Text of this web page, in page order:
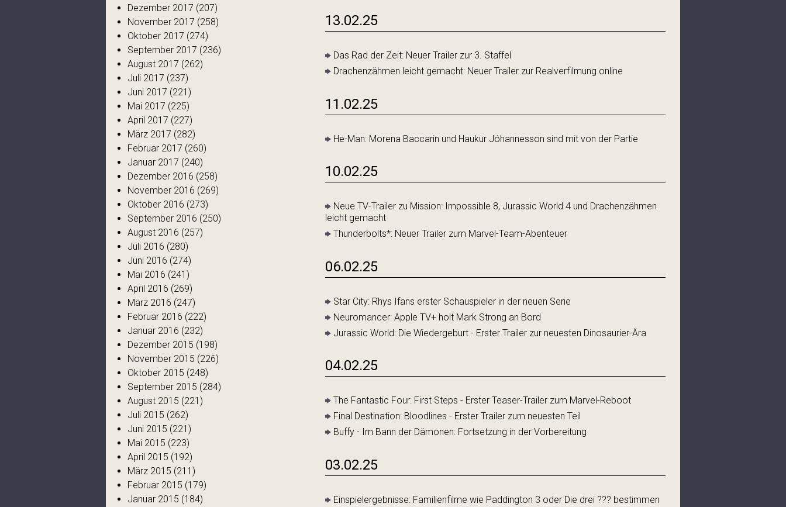
13.02.25
Das Rad der Zeit: Neuer Trailer zur 3. Staffel
Drachenzähmen leicht gemacht: Neuer Trailer zur Realverfilmung online
11.02.25
He-Man: Morena Baccarin und Haukur Jóhannesson sind mit von der Partie
10.02.25
Neue TV-Trailer zu Mission: Impossible 8, Jurassic World 4 und Drachenzähmen
leicht gemacht
Thunderbolts*: Neuer Trailer zum Marvel-Team-Abenteuer
06.02.25
Star City: Rhys Ifans erster Schauspieler in der neuen Serie
Neuromancer: Apple TV+ holt Mark Strong an Bord
Jurassic World: Die Wiedergeburt - Erster Trailer zur neuesten Dinosaurier-Ära
04.02.25
The Fantastic Four: First Steps - Erster Teaser-Trailer zum Marvel-Reboot
Final Destination: Bloodlines - Erster Trailer zum neuesten Teil
Buffy - Im Bann der Dämonen: Fortsetzung in der Vorbereitung
03.02.25
Einspielergebnisse: Familienfilme wie Paddington 3 oder Die drei ??? bestimmen
Dezember 2017 (207)
November 2017 (258)
Oktober 2017 (274)
September 2017 (236)
August 2017 (262)
Juli 2017 (237)
Juni 2017 (221)
Mai 2017 (225)
April 2017 (227)
März 2017 (282)
Februar 2017 (260)
Januar 2017 (240)
Dezember 2016 (258)
November 2016 (269)
Oktober 2016 (273)
September 2016 (250)
August 2016 (257)
Juli 2016 (280)
Juni 2016 (274)
Mai 2016 (241)
April 2016 (269)
März 2016 (247)
Februar 2016 (222)
Januar 2016 (232)
Dezember 2015 (198)
November 2015 (226)
Oktober 2015 (248)
September 2015 (284)
August 2015 (221)
Juli 2015 (262)
Juni 2015 (221)
Mai 2015 (223)
April 2015 (192)
März 2015 (211)
Februar 2015 (179)
Januar 2015 (184)